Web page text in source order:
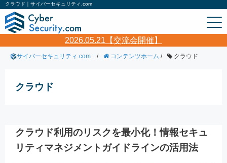
クラウド｜サイバーセキュリティ.com
2026.05.21【交流会開催】
サイバーセキュリティ.com / コンテンツホーム / クラウド
クラウド
クラウド利用のリスクを最小化！情報セキュ
リティマネジメントガイドラインの活用法